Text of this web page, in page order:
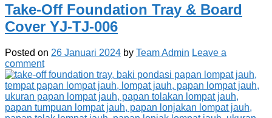
Take-Off Foundation Tray & Board
Cover YJ-TJ-006
Posted on 26 Januari 2024 by Team Admin Leave a
comment